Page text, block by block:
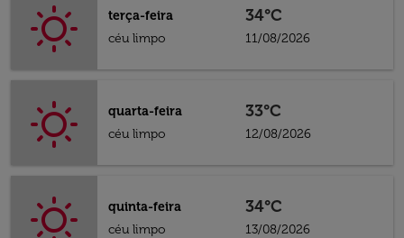
terça-feira
céu limpo
34°C
11/08/2026
quarta-feira
céu limpo
33°C
12/08/2026
quinta-feira
céu limpo
34°C
13/08/2026